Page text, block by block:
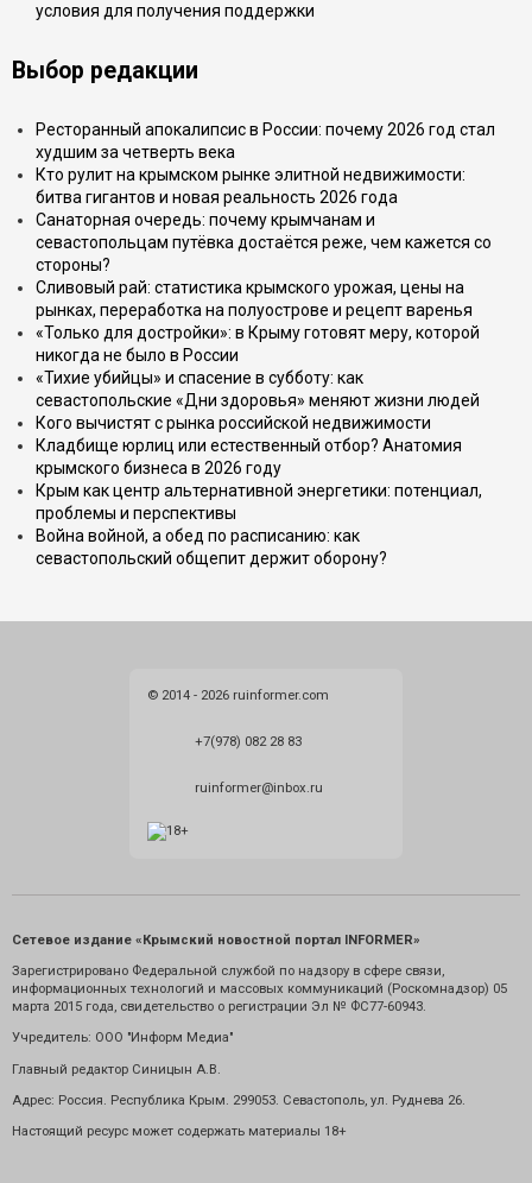
условия для получения поддержки
Выбор редакции
Ресторанный апокалипсис в России: почему 2026 год стал
худшим за четверть века
Кто рулит на крымском рынке элитной недвижимости:
битва гигантов и новая реальность 2026 года
Санаторная очередь: почему крымчанам и
севастопольцам путёвка достаётся реже, чем кажется со
стороны?
Сливовый рай: статистика крымского урожая, цены на
рынках, переработка на полуострове и рецепт варенья
«Только для достройки»: в Крыму готовят меру, которой
никогда не было в России
«Тихие убийцы» и спасение в субботу: как
севастопольские «Дни здоровья» меняют жизни людей
Кого вычистят с рынка российской недвижимости
Кладбище юрлиц или естественный отбор? Анатомия
крымского бизнеса в 2026 году
Крым как центр альтернативной энергетики: потенциал,
проблемы и перспективы
Война войной, а обед по расписанию: как
севастопольский общепит держит оборону?
© 2014 - 2026 ruinformer.com
+7(978) 082 28 83
ruinformer@inbox.ru
Сетевое издание «Крымский новостной портал INFORMER»
Зарегистрировано Федеральной службой по надзору в сфере связи,
информационных технологий и массовых коммуникаций (Роскомнадзор) 05
марта 2015 года, свидетельство о регистрации Эл № ФС77-60943.
Учредитель: ООО "Информ Медиа"
Главный редактор Синицын А.В.
Адрес: Россия. Республика Крым. 299053. Севастополь, ул. Руднева 26.
Настоящий ресурс может содержать материалы 18+